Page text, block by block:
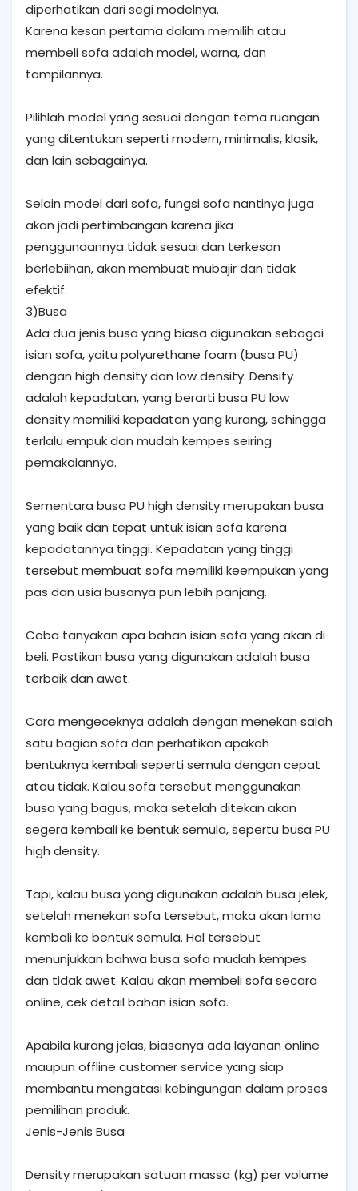
diperhatikan dari segi modelnya.
Karena kesan pertama dalam memilih atau
membeli sofa adalah model, warna, dan
tampilannya.
Pilihlah model yang sesuai dengan tema ruangan
yang ditentukan seperti modern, minimalis, klasik,
dan lain sebagainya.
Selain model dari sofa, fungsi sofa nantinya juga
akan jadi pertimbangan karena jika
penggunaannya tidak sesuai dan terkesan
berlebiihan, akan membuat mubajir dan tidak
efektif.
3)Busa
Ada dua jenis busa yang biasa digunakan sebagai
isian sofa, yaitu polyurethane foam (busa PU)
dengan high density dan low density. Density
adalah kepadatan, yang berarti busa PU low
density memiliki kepadatan yang kurang, sehingga
terlalu empuk dan mudah kempes seiring
pemakaiannya.
Sementara busa PU high density merupakan busa
yang baik dan tepat untuk isian sofa karena
kepadatannya tinggi. Kepadatan yang tinggi
tersebut membuat sofa memiliki keempukan yang
pas dan usia busanya pun lebih panjang.
Coba tanyakan apa bahan isian sofa yang akan di
beli. Pastikan busa yang digunakan adalah busa
terbaik dan awet.
Cara mengeceknya adalah dengan menekan salah
satu bagian sofa dan perhatikan apakah
bentuknya kembali seperti semula dengan cepat
atau tidak. Kalau sofa tersebut menggunakan
busa yang bagus, maka setelah ditekan akan
segera kembali ke bentuk semula, sepertu busa PU
high density.
Tapi, kalau busa yang digunakan adalah busa jelek,
setelah menekan sofa tersebut, maka akan lama
kembali ke bentuk semula. Hal tersebut
menunjukkan bahwa busa sofa mudah kempes
dan tidak awet. Kalau akan membeli sofa secara
online, cek detail bahan isian sofa.
Apabila kurang jelas, biasanya ada layanan online
maupun offline customer service yang siap
membantu mengatasi kebingungan dalam proses
pemilihan produk.
Jenis-Jenis Busa
Density merupakan satuan massa (kg) per volume